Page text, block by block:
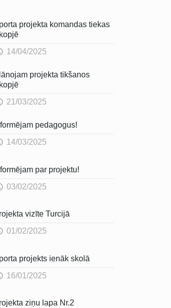
projekta komandas tiekas
14/04/2025
projekta tikšanos
21/03/2025
pedagogus!
14/03/2025
par projektu!
03/02/2025
vizīte Turcijā
01/02/2025
projekts ienāk skolā
16/01/2025
ziņu lapa Nr.2